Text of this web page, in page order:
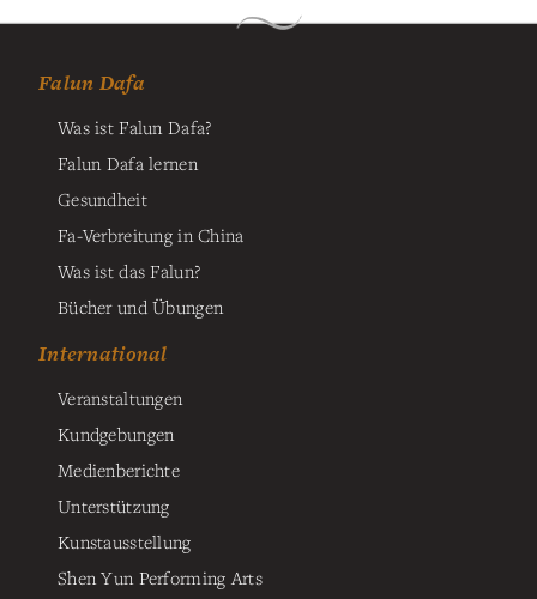
Falun Dafa
Was ist Falun Dafa?
Falun Dafa lernen
Gesundheit
Fa-Verbreitung in China
Was ist das Falun?
Bücher und Übungen
International
Veranstaltungen
Kundgebungen
Medienberichte
Unterstützung
Kunstausstellung
Shen Yun Performing Arts